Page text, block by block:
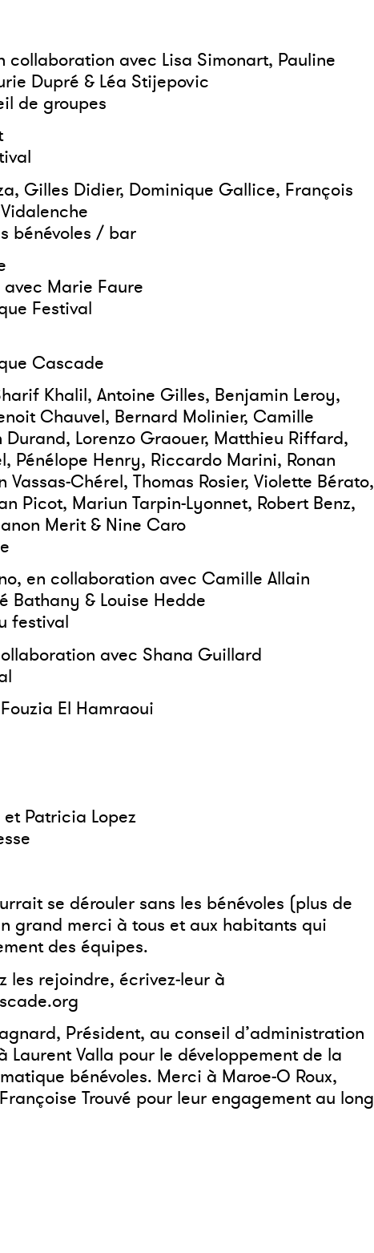
collaboration avec Lisa Simonart, Pauline
Dupré & Léa Stijepovic
de groupes
Gilles Didier, Dominique Gallice, François
bénévoles / bar
Marie Faure
Festival
Cascade
Khalil, Antoine Gilles, Benjamin Leroy,
Chauvel, Bernard Molinier, Camille
Durand, Lorenzo Graouer, Matthieu Riffard,
Pénélope Henry, Riccardo Marini, Ronan
Vassas-Chérel, Thomas Rosier, Violette Bérato,
Picot, Mariun Tarpin-Lyonnet, Robert Benz,
Merit & Nine Caro
en collaboration avec Camille Allain
Bathany & Louise Hedde
festival
avec Shana Guillard
El Hamraoui
Patricia Lopez
se dérouler sans les bénévoles (plus de
grand merci à tous et aux habitants qui
des équipes.
les rejoindre, écrivez-leur à
Président, au conseil d’administration
Laurent Valla pour le développement de la
bénévoles. Merci à Maroe-O Roux,
Trouvé pour leur engagement au long